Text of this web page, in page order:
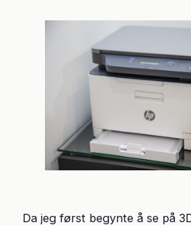
Da jeg først begynte å se på